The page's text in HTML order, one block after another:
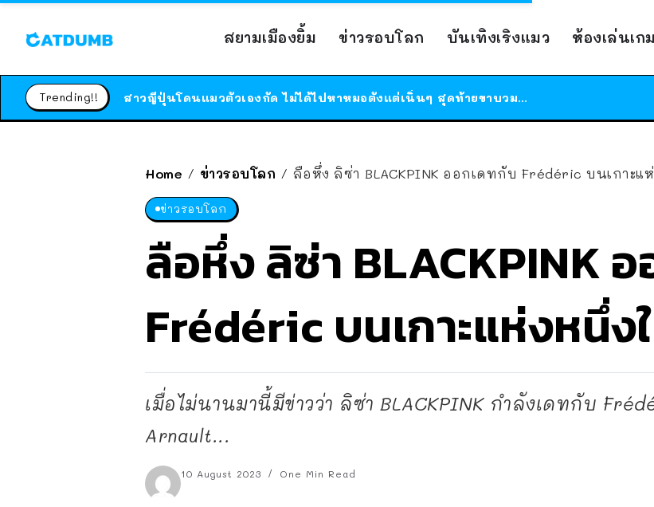
สยามเมืองยิ้ม ข่าวรอบโลก บันเทิงเริงแมว ห้องเล่นเกม
Trending!!
ร้านอาหารในนิวยอร์กประกาศปิดตัวลง หลังอยู่มานานกว่า 45 ปี ติดป้ายขอบคุณลูกค้าทุกคน แถมสูตรทำไวท์ซอสให้แบบจัดเต็ม
ได้เวลาเด็กหนวดรวมตัว RF Online Next เปิดให้เล่นแล้ว เกม Sci-Fi MMORPG ระดับตำนาน เล่นได้ทั้งมือถือและ PC
Home / ข่าวรอบโลก / ลือหึ่ง ลิซ่า BLACKPINK ออกเดทกับ Frédéric บนเกาะแ
ข่าวรอบโลก
ลือหึ่ง ลิซ่า BLACKPINK
Frédéric บนเกาะแห่งหนึ่ง
เมื่อไม่นานมานี้มีข่าวว่า ลิซ่า BLACKPINK กำลังเดทกับ
Arnault...
10 August 2023 One Min Read